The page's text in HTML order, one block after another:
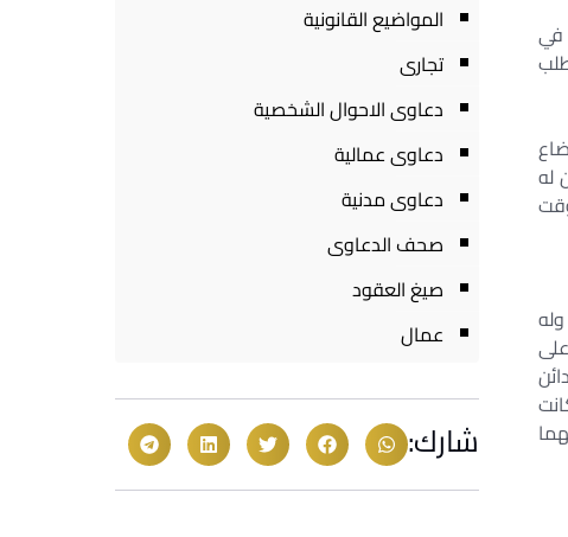
في
له
المواضيع القانونية
تجارى
دعاوى الاحوال الشخصية
دعاوى عمالية
دعاوى مدنية
صحف الدعاوى
صيغ العقود
عمال
شارك: